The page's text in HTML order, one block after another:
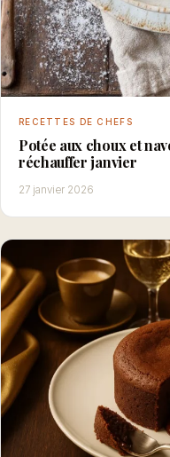
RECETTES DE CHEFS
Potée aux choux et
réchauffer janvier
27 janvier 2026